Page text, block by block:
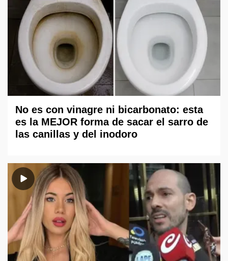
No es con vinagre ni bicarbonato: esta
es la MEJOR forma de sacar el sarro de
las canillas y del inodoro